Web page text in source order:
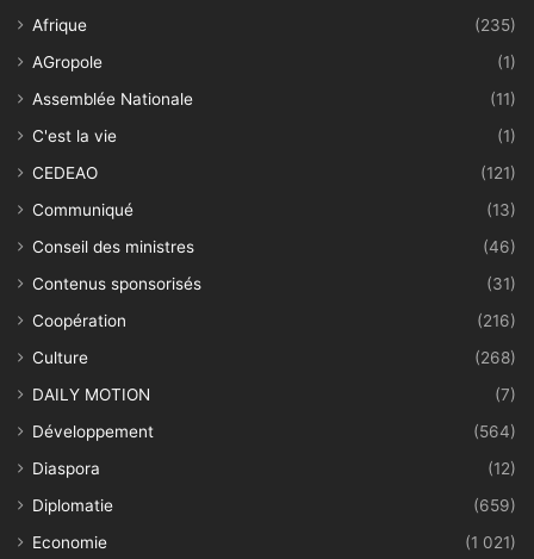
Afrique
(235)
AGropole
(1)
Assemblée Nationale
(11)
C'est la vie
(1)
CEDEAO
(121)
Communiqué
(13)
Conseil des ministres
(46)
Contenus sponsorisés
(31)
Coopération
(216)
Culture
(268)
DAILY MOTION
(7)
Développement
(564)
Diaspora
(12)
Diplomatie
(659)
Economie
(1 021)